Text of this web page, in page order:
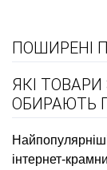
ПОШИРЕНІ
ЯКІ ТОВАРИ
ОБИРАЮТЬ
інтернет-